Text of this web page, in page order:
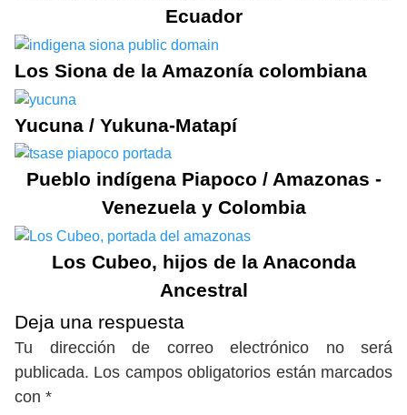
Ecuador
Los Siona de la Amazonía colombiana
Yucuna / Yukuna-Matapí
Pueblo indígena Piapoco / Amazonas -
Venezuela y Colombia
Los Cubeo, hijos de la Anaconda
Ancestral
Deja una respuesta
Tu dirección de correo electrónico no será
publicada. Los campos obligatorios están marcados
con *